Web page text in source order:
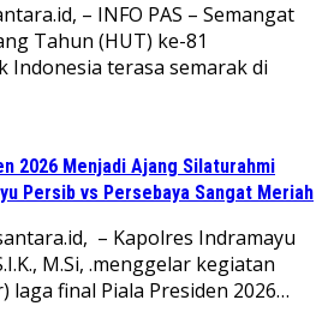
– INFO PAS – Semangat
Tahun (HUT) ke-81
Indonesia terasa semarak di
2026 Menjadi Ajang Silaturahmi
Persib vs Persebaya Sangat Meriah
– Kapolres Indramayu
M.Si, .menggelar kegiatan
final Piala Presiden 2026…